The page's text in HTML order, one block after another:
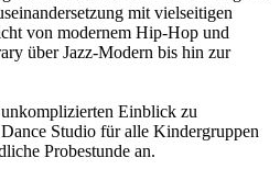
mit vielseitigen
von modernem Hip-Hop und
über Jazz-Modern bis hin zur
Einblick zu
Studio für alle Kindergruppen
Probestunde an.